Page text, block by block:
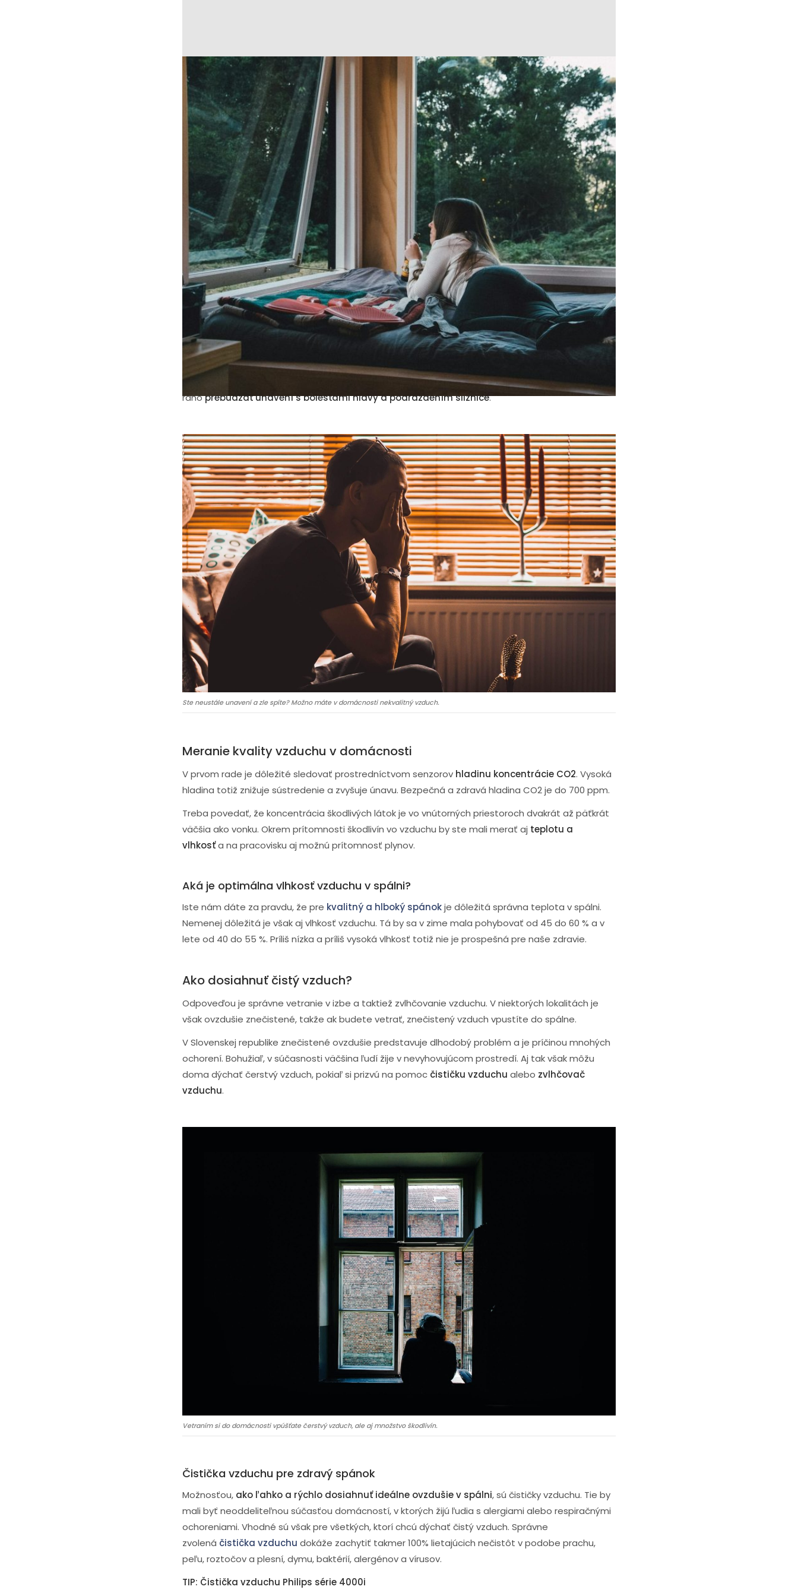
Vedeli ste, že v priebehu dňa sa človek nadýchne zhruba 20 000-krát? Každý deň tak človek
spotrebuje približne 15 kg vzduchu. Tušíte však, aký vzduch doma dýchate? V tomto článku
sa dozviete, aké sú dôsledky dýchania zlého vzduchu a tiež ako dosiahnuť čistý vzduch v
spálni a ďalších miestnostiach.
Dôsledky dýchania zlého vzduchu
Dýchanie zlého vzduchu môže viesť k
únave a dlhodobým chronickým zdravotným
problémom
. Výskumy preukázali, že aj malá koncentrácia škodlivých látok vo vzduchu môže mať
vplyv na vznik alebo zhoršenie niektorých civilizačných ochorení, ku ktorým patria respiračné
problémy, pálenie očí, nervozita, únava, ale aj závažné ochorenia, ako je napríklad rakovina.
Čerstvý vzduch naopak zlepšuje koncentráciu, pomáha bojovať s únavou a taktiež posilňuje našu
imunitu.
Aký vplyv má znečistený vzduch na spánok?
Dýchanie znečisteného vzduchu má vplyv aj na kvalitu spánku a spôsobuje množstvo problémov
so spaním. Ak totiž vdýchneme škodlivé látky, ktoré sa usadia v tele, môže dôjsť k zhoršeniu
dýchania a spomaleniu regeneračných procesov. V dôsledku toho sa môžete každé
ránoprebúdzať unavení s bolesťami hlavy a podráždením sliznice.
Ste neustále unavení a zle spíte? Možno máte v domácnosti nekvalitný vzduch.
Meranie kvality vzduchu v domácnosti
V prvom rade je dôležité sledovať prostredníctvom senzorov hladinu koncentrácie CO2. Vysoká
hladina totiž znižuje sústredenie a zvyšuje únavu. Bezpečná a zdravá hladina CO2 je do 700 ppm.
Treba povedať, že koncentrácia škodlivých látok je vo vnútorných priestoroch dvakrát až päťkrát
väčšia ako vonku. Okrem prítomnosti škodlivín vo vzduchu by ste mali merať aj teplotu a
vlhkosťa na pracovisku aj možnú prítomnosť plynov.
Aká je optimálna vlhkosť vzduchu v spálni?
Iste nám dáte za pravdu, že pre kvalitný a hlboký spánokje dôležitá správna teplota v spálni.
Nemenej dôležitá je však aj vlhkosť vzduchu. Tá by sa v zime mala pohybovať od 45 do 60 % a v
lete od 40 do 55 %. Príliš nízka a príliš vysoká vlhkosť totiž nie je prospešná pre naše zdravie.
Ako dosiahnuť čistý vzduch?
Odpoveďou je správne vetranie v izbe a taktiež zvlhčovanie vzduchu. V niektorých lokalitách je
však ovzdušie znečistené, takže ak budete vetrať, znečistený vzduch vpustíte do spálne.
V Slovenskej republike znečistené ovzdušie predstavuje dlhodobý problém a je príčinou mnohých
ochorení. Bohužiaľ, v súčasnosti väčšina ľudí žije v nevyhovujúcom prostredí. Aj tak však môžu
doma dýchať čerstvý vzduch, pokiaľ si prizvú na pomoc čističku vzduchu alebo zvlhčovač
vzduchu.
Vetraním si do domácnosti vpúšťate čerstvý vzduch, ale aj množstvo škodlivín.
Čistička vzduchu pre zdravý spánok
Možnosťou, ako ľahko a rýchlo dosiahnuť ideálne ovzdušie v spálni, sú čističky vzduchu. Tie by
mali byť neoddeliteľnou súčasťou domácností, v ktorých žijú ľudia s alergiami alebo respiračnými
ochoreniami. Vhodné sú však pre všetkých, ktorí chcú dýchať čistý vzduch. Správne
zvolená čistička vzduchu dokáže zachytiť takmer 100% lietajúcich nečistôt v podobe prachu,
peľu, roztočov a plesní, dymu, baktérií, alergénov a vírusov.
TIP: Čistička vzduchu Philips série 4000i